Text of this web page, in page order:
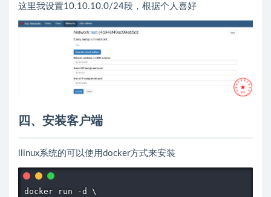
这里我设置10.10.10.0/24段，根据个人喜好
四、安装客户端
llinux系统的可以使用docker方式来安装
docker run -d \